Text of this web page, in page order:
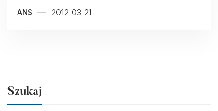
ANS 2012-03-21
Szukaj